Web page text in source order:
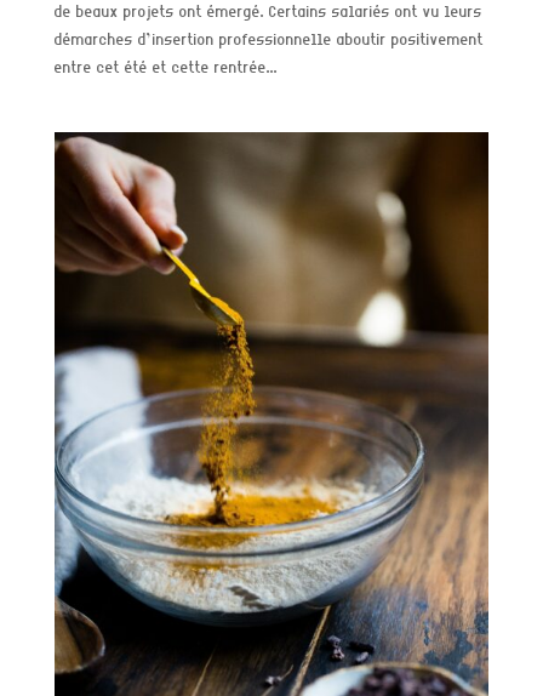
de beaux projets ont émergé. Certains salariés ont vu leurs
démarches d’insertion professionnelle aboutir positivement
entre cet été et cette rentrée...